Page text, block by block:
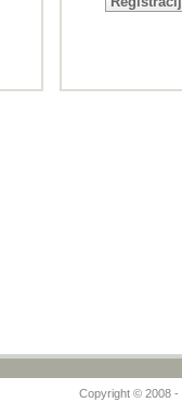
Copyright © 2008 -